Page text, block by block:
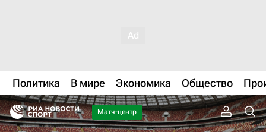
Политика В мире Экономика Общество
Матч-центр